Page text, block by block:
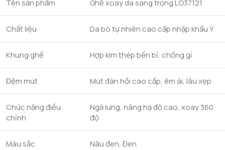
Tên sản phẩm Ghế xoay da sang trọng LO37121
Chất liệu Da bò tự nhiên cao cấp nhập khẩu Ý
Khung ghế Hợp kim thép bền bỉ, chống gỉ
Đệm mút Mút đàn hồi cao cấp, êm ái, lâu xẹp
Chức năng điều
chỉnh
Ngả lưng, nâng hạ độ cao, xoay 360
độ
Màu sắc Nâu đen, Đen